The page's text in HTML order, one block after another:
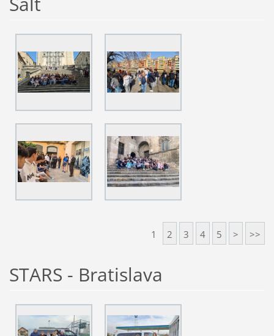
1 2 3 4 5 > >>
STARS - Bratislava